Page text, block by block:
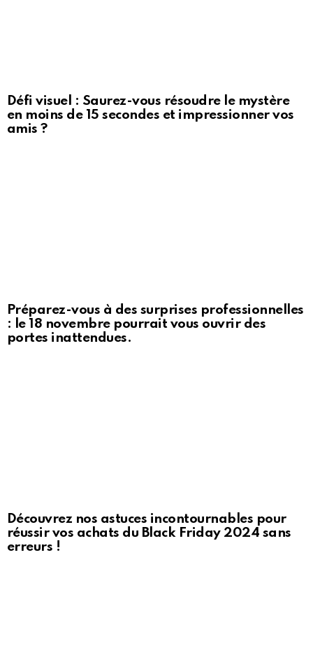
Défi visuel : Saurez-vous résoudre le mystère
en moins de 15 secondes et impressionner vos
amis ?
Préparez-vous à des surprises professionnelles
: le 18 novembre pourrait vous ouvrir des
portes inattendues.
Découvrez nos astuces incontournables pour
réussir vos achats du Black Friday 2024 sans
erreurs !